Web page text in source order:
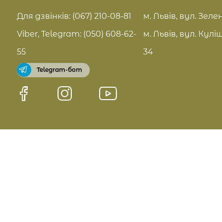
Pro Age догляд
Договір оферти
Для дзвінків: (067) 210-08-81
Viber, Telegram: (050) 608-62-
55
Telegram-бот
м. Львів, вул.
м. Львів, вул.
34